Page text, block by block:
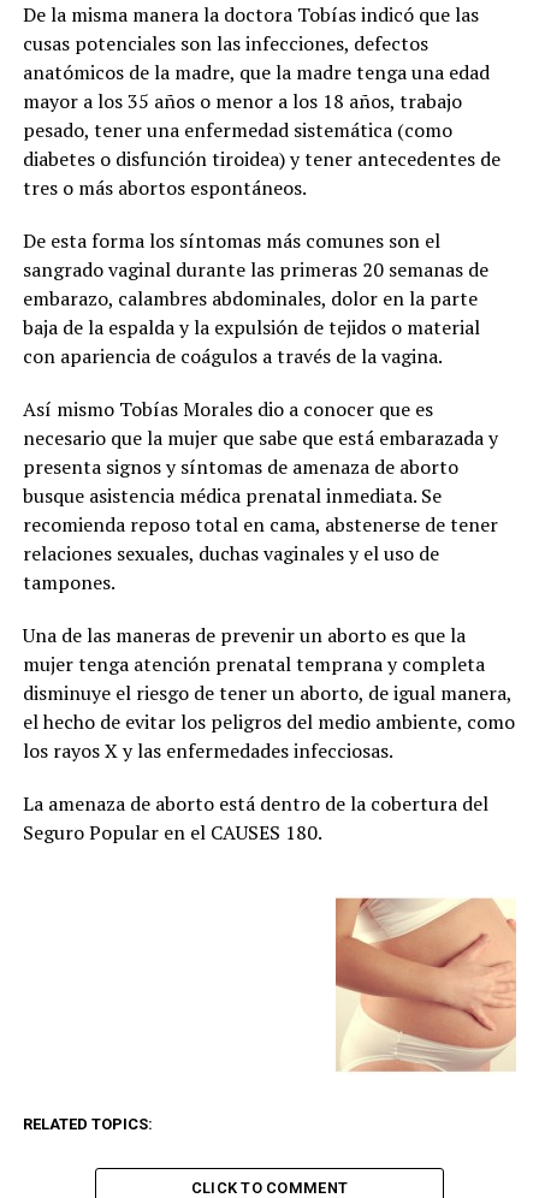
De la misma manera la doctora Tobías indicó que las
cusas potenciales son las infecciones, defectos
anatómicos de la madre, que la madre tenga una edad
mayor a los 35 años o menor a los 18 años, trabajo
pesado, tener una enfermedad sistemática (como
diabetes o disfunción tiroidea) y tener antecedentes de
tres o más abortos espontáneos.
De esta forma los síntomas más comunes son el
sangrado vaginal durante las primeras 20 semanas de
embarazo, calambres abdominales, dolor en la parte
baja de la espalda y la expulsión de tejidos o material
con apariencia de coágulos a través de la vagina.
Así mismo Tobías Morales dio a conocer que es
necesario que la mujer que sabe que está embarazada y
presenta signos y síntomas de amenaza de aborto
busque asistencia médica prenatal inmediata. Se
recomienda reposo total en cama, abstenerse de tener
relaciones sexuales, duchas vaginales y el uso de
tampones.
Una de las maneras de prevenir un aborto es que la
mujer tenga atención prenatal temprana y completa
disminuye el riesgo de tener un aborto, de igual manera,
el hecho de evitar los peligros del medio ambiente, como
los rayos X y las enfermedades infecciosas.
La amenaza de aborto está dentro de la cobertura del
Seguro Popular en el CAUSES 180.
RELATED TOPICS:
CLICK TO COMMENT